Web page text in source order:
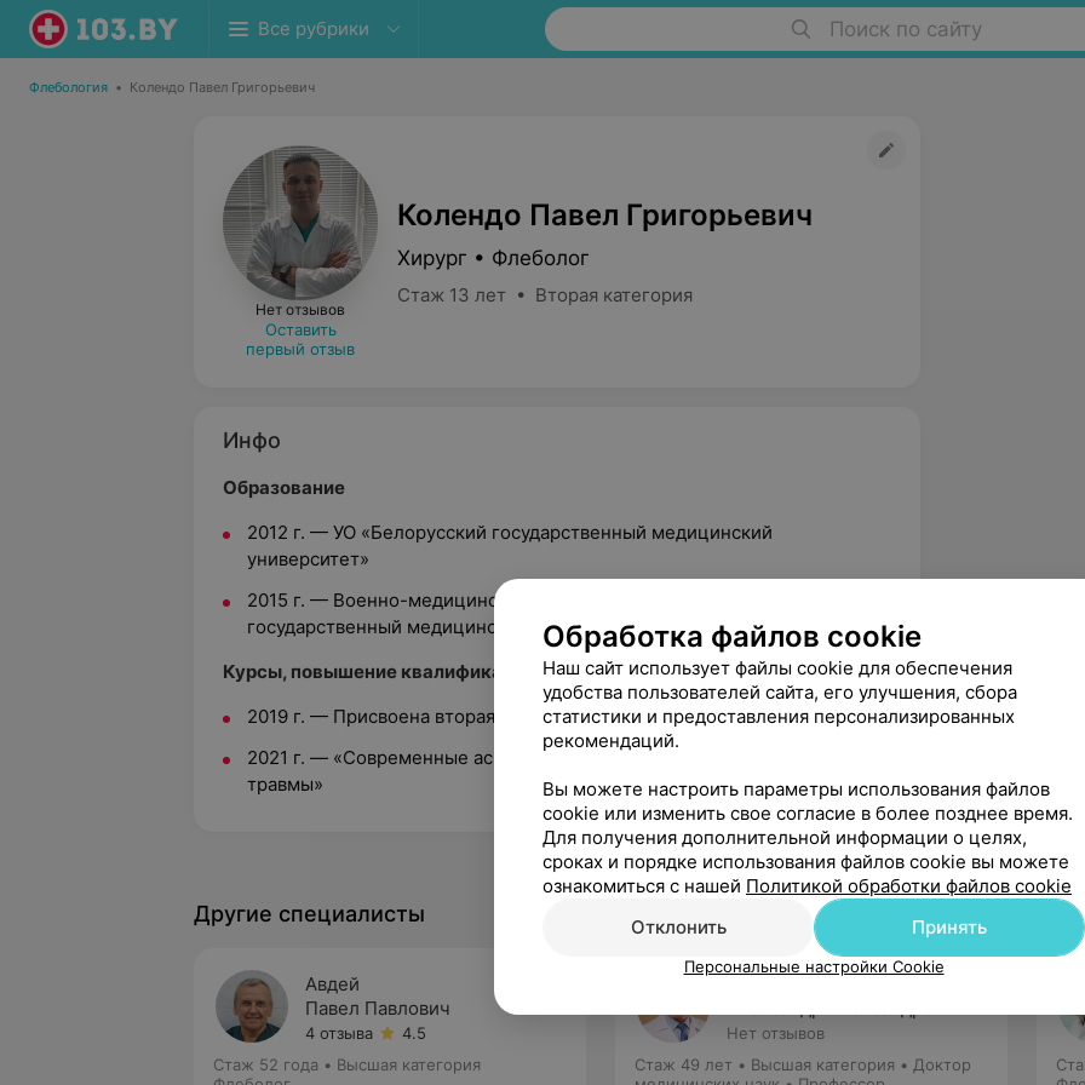
Все рубрики Поиск по сайту
Флебология • Колендо Павел Григорьевич
Нет отзывов
Оставить
первый отзыв
Колендо Павел Григорьевич
Хирург • Флеболог
Стаж 13 лет • Вторая категория
Инфо
Образование
2012 г. — УО «Белорусский государственный медицинский
университет»
2015 г. — Военно-медицинский факультет в УО «Белорусский
государственный медицинский университет»
Курсы, повышение квалификации
2019 г. — Присвоена вторая квалификационная категория
2021 г. — «Современные аспекты диагностики и лечение холовой
травмы»
Другие специалисты
Авдей
Павел Павлович
4 отзыва
4.5
Стаж 52 года • Высшая категория
Нет отзывов
Стаж 49 лет • Высшая категория • Доктор
Обработка файлов cookie
Наш сайт использует файлы cookie для обеспечения
удобства пользователей сайта, его улучшения, сбора
статистики и предоставления персонализированных
рекомендаций.
Вы можете настроить параметры использования файлов
cookie или изменить свое согласие в более позднее время.
Для получения дополнительной информации о целях,
сроках и порядке использования файлов cookie вы можете
ознакомиться с нашей Политикой обработки файлов cookie
Отклонить
Принять
Персональные настройки Cookie